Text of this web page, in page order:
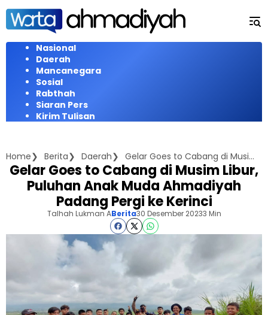
Langsung
konten
Nasional
Daerah
Mancanegara
Sosial
Rabthah
Siaran Pers
Kirim Tulisan
Home Berita Daerah Gelar Goes to Cabang di Musim Libur, Puluhan Anak Muda Ahmadiyah Padang Pergi ke Kerinci
Gelar Goes to Cabang di Musim Libur,
Puluhan Anak Muda Ahmadiyah
Padang Pergi ke Kerinci
Talhah Lukman ABerita30 Desember 20233 Min